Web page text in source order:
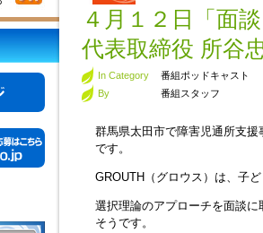
４月１２日「面
代表取締役 所谷
In Category
番組ポッドキャスト
By
番組スタッフ
群馬県太田市で障害児通所支
です。
GROUTH（グロウス）は、子
選択理論のアプローチを面談
そうです。